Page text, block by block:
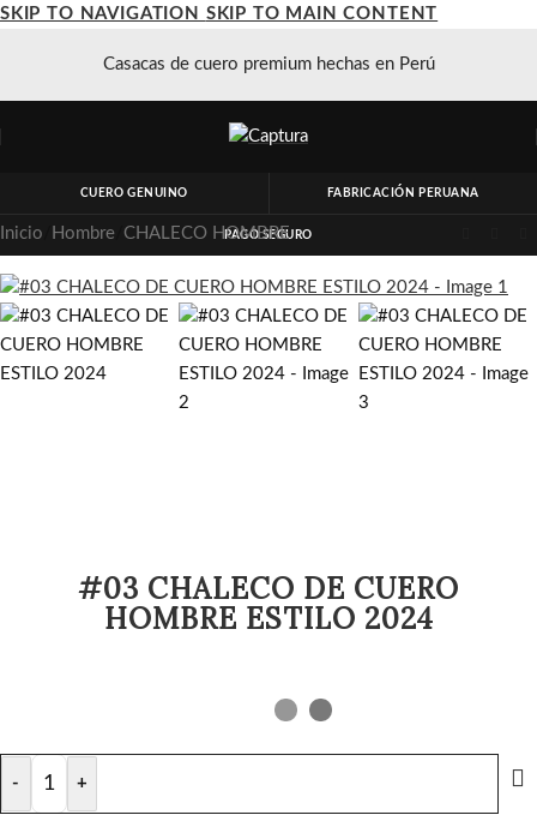
SKIP TO NAVIGATION SKIP TO MAIN CONTENT
Casacas de cuero premium hechas en Perú
CUERO GENUINO FABRICACIÓN PERUANA
PAGO SEGURO
Inicio Hombre CHALECO HOMBRE
#03 CHALECO DE CUERO
HOMBRE ESTILO 2024
- +